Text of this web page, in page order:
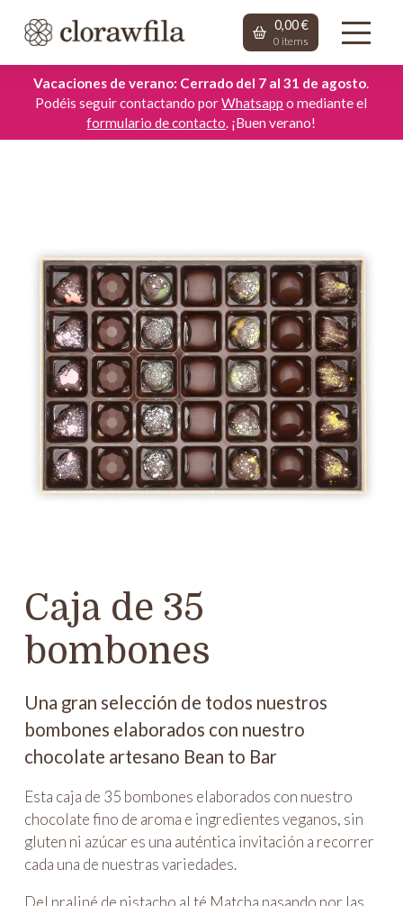
0,00€
0 items
Vacaciones de verano: Cerrado del 7 al 31 de agosto
Podéis seguir contactando porWhatsapp o mediante el
formulario de contacto . ¡Buen verano!
Caja de 35
bombones
Una gran selección de todos nuestros
bombones elaborados con nuestro
chocolate artesano Bean to Bar
Esta caja de 35 bombones elaborados con nuestro
chocolate fino de aroma e ingredientes veganos, sin
gluten ni azúcar es una auténtica invitación a recorrer
cada una de nuestras variedades.
Del praliné de pistacho al té Matcha pasando por las